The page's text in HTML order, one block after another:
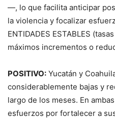
—, lo que facilita anticipar
la violencia y focalizar
ENTIDADES ESTABLES
máximos incrementos o
POSITIVO: Yucatán y
considerablemente bajas y
largo de los meses. En
esfuerzos por fortalecer a